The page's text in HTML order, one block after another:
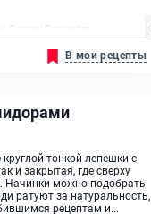
Брокколи,
В мои рецепты
тонкой лепешки с
и закрытая, где сверху
Начинки можно подобрать
ратуют за натуральность,
рецептам и...